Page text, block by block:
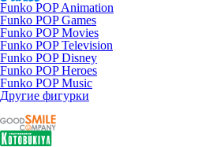
Funko POP Animation
Funko POP Games
Funko POP Movies
Funko POP Television
Funko POP Disney
Funko POP Heroes
Funko POP Music
Другие фигурки